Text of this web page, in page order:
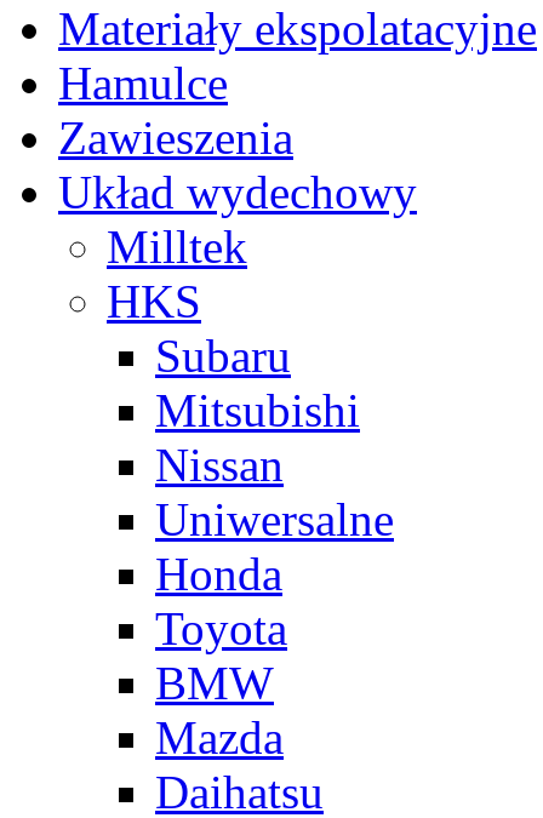
Materiały ekspolatacyjne
Hamulce
Zawieszenia
Układ wydechowy
Milltek
HKS
Subaru
Mitsubishi
Nissan
Uniwersalne
Honda
Toyota
BMW
Mazda
Daihatsu